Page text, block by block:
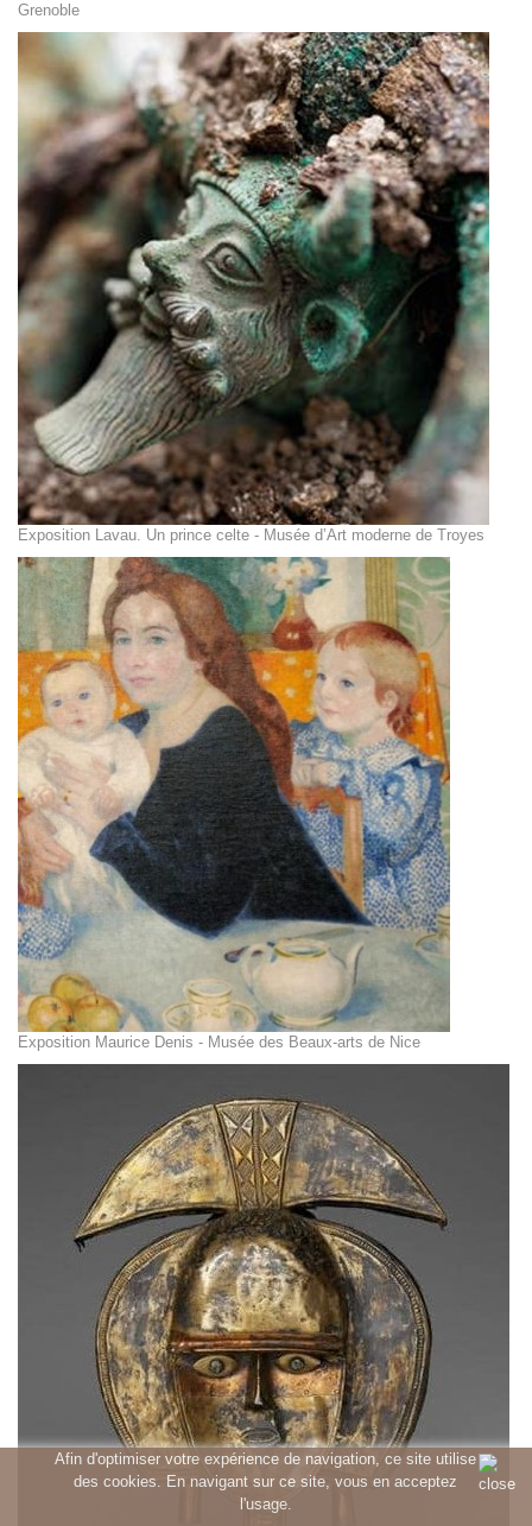
Afin d'optimiser votre expérience de navigation, ce site utilise
des cookies. En navigant sur ce site, vous en acceptez
l'usage.
Grenoble
Exposition Lavau. Un prince celte - Musée d’Art moderne de Troyes
Exposition Maurice Denis - Musée des Beaux-arts de Nice